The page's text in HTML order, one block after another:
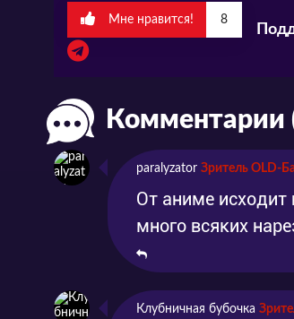
Мне нравится! 8
Комментарии
paralyzator Зритель OLD-
От аниме исходит
много всяких
Клубничная бубочка